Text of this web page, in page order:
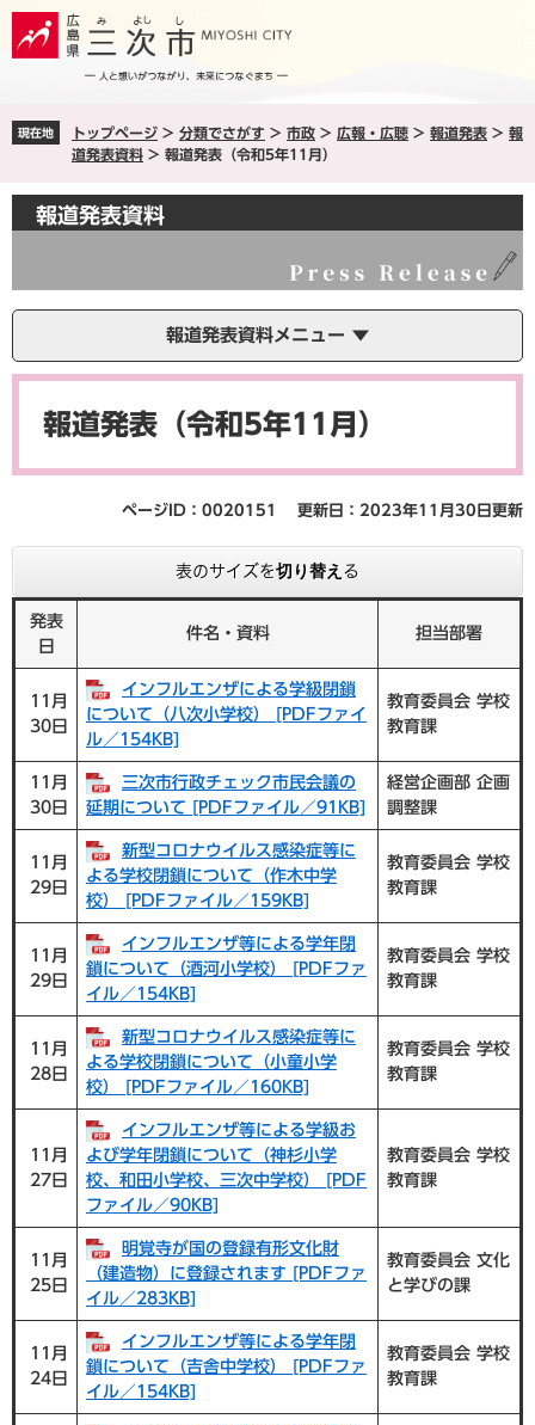
ペ
ジ
メ
ュ
へ
現在地 トップページ > 分類でさがす > 市政 > 広報・広聴 > 報道発表 > 報
道発表資料 > 報道発表（令和5年11月）
報道発表資料
報道発表資料メニュー
本
報道発表（令和5年11月）
ページID：0020151 更新日：2023年11月30日更新
表のサイズを切り替える
発表
日
件名・資料 担当部署
11月
30日
インフルエンザによる学級閉鎖
について（八次小学校） [PDFファイ
ル／154KB]
教育委員会 学校
教育課
11月
30日
三次市行政チェック市民会議の
延期について [PDFファイル／91KB]
経営企画部 企画
調整課
11月
29日
新型コロナウイルス感染症等に
よる学校閉鎖について（作木中学
校） [PDFファイル／159KB]
教育委員会 学校
教育課
11月
29日
インフルエンザ等による学年閉
鎖について（酒河小学校） [PDFファ
イル／154KB]
教育委員会 学校
教育課
11月
28日
新型コロナウイルス感染症等に
よる学校閉鎖について（小童小学
校） [PDFファイル／160KB]
教育委員会 学校
教育課
11月
27日
インフルエンザ等による学級お
よび学年閉鎖について（神杉小学
校、和田小学校、三次中学校） [PDF
ファイル／90KB]
教育委員会 学校
教育課
11月
25日
明覚寺が国の登録有形文化財
（建造物）に登録されます [PDFファ
イル／283KB]
教育委員会 文化
と学びの課
11月
24日
インフルエンザ等による学年閉
鎖について（吉舎中学校） [PDFファ
イル／154KB]
教育委員会 学校
教育課